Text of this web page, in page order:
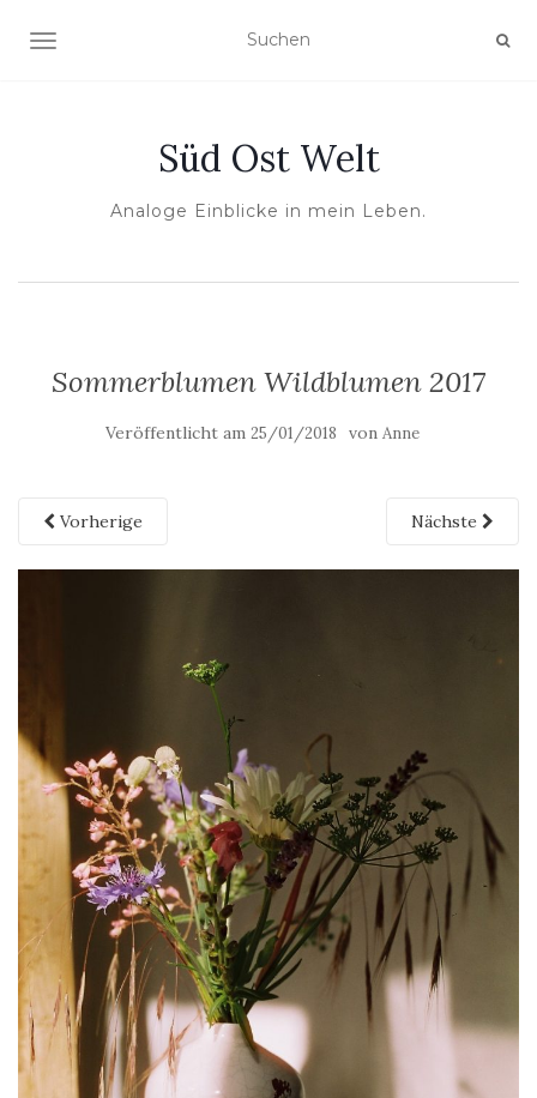
NAVIGATION UMSCHALTEN
Süd Ost Welt
Analoge Einblicke in mein Leben.
Sommerblumen Wildblumen 2017
Veröffentlicht am 25/01/2018 von Anne
Vorherige Nächste